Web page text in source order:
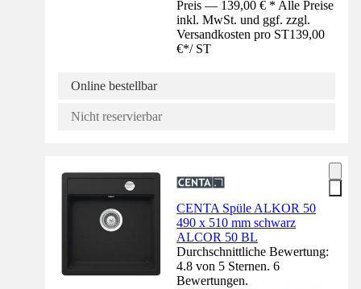
Preis — 139,00 € * Alle Preise
inkl. MwSt. und ggf. zzgl.
Versandkosten pro ST139,00
€*/ ST
Online bestellbar
Nicht reservierbar
CENTA Spüle ALKOR 50
490 x 510 mm schwarz
ALCOR 50 BL
Durchschnittliche Bewertung:
4.8 von 5 Sternen. 6
Bewertungen.